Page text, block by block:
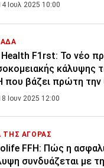
Ιουλ 2025 10:00
Health F1rst: Το νέο
κάλυψης
που βάζει πρώτη την
Ιουν 2025 12:00
ΤΗΣ ΑΓΟΡΑΣ
FFH: Πώς η
συνδυάζεται με